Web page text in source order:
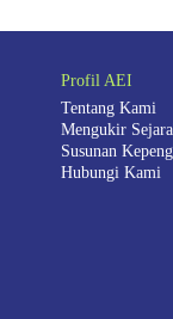
Profil AEI
Tentang Kami
Mengukir
Susunan
Hubungi Kami